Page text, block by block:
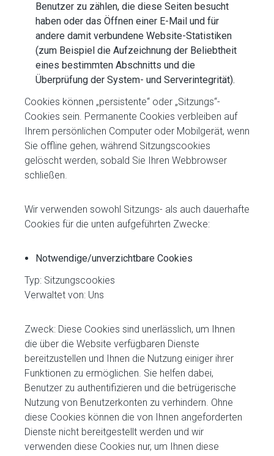
Benutzer zu zählen, die diese Seiten besucht
haben oder das Öffnen einer E-Mail und für
andere damit verbundene Website-Statistiken
(zum Beispiel die Aufzeichnung der Beliebtheit
eines bestimmten Abschnitts und die
Überprüfung der System- und Serverintegrität).
Cookies können „persistente“ oder „Sitzungs“-
Cookies sein. Permanente Cookies verbleiben auf
Ihrem persönlichen Computer oder Mobilgerät, wenn
Sie offline gehen, während Sitzungscookies
gelöscht werden, sobald Sie Ihren Webbrowser
schließen.
Wir verwenden sowohl Sitzungs- als auch dauerhafte
Cookies für die unten aufgeführten Zwecke:
Notwendige/unverzichtbare Cookies
Typ: Sitzungscookies
Verwaltet von: Uns
Zweck: Diese Cookies sind unerlässlich, um Ihnen
die über die Website verfügbaren Dienste
bereitzustellen und Ihnen die Nutzung einiger ihrer
Funktionen zu ermöglichen. Sie helfen dabei,
Benutzer zu authentifizieren und die betrügerische
Nutzung von Benutzerkonten zu verhindern. Ohne
diese Cookies können die von Ihnen angeforderten
Dienste nicht bereitgestellt werden und wir
verwenden diese Cookies nur, um Ihnen diese